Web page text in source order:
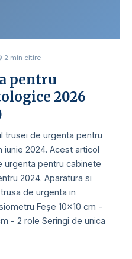
2 min citire
pentru
2026
trusei de urgenta pentru
2024. Acest articol
urgenta pentru cabinete
2024. Aparatura si
de urgenta in
Feşe 10x10 cm -
- 2 role Seringi de unica